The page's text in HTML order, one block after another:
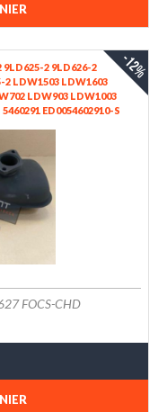
9LD625-2 9LD626-2
2 LDW1503 LDW1603
LDW903 LDW1003
ED0054602910-S
-12%
FOCS-CHD